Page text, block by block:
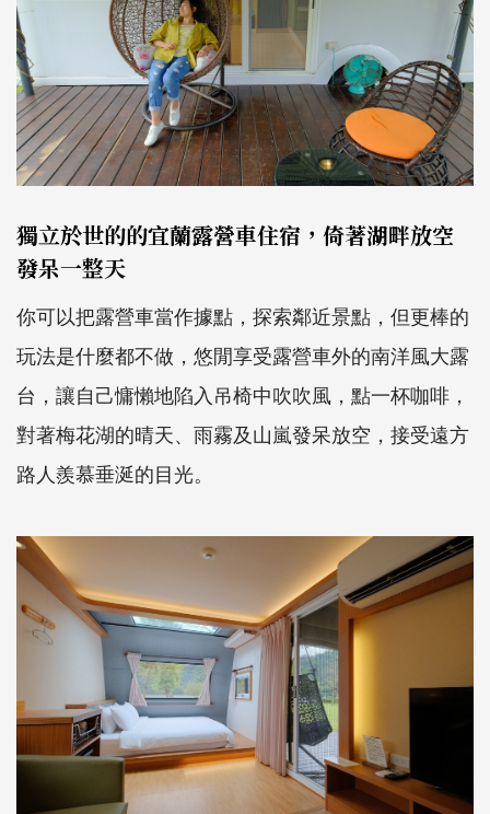
獨立於世的的宜蘭露營車住宿，倚著湖畔放空
發呆一整天
你可以把露營車當作據點，探索鄰近景點，但更棒的
玩法是什麼都不做，悠閒享受露營車外的南洋風大露
台，讓自己慵懶地陷入吊椅中吹吹風，點一杯咖啡，
對著梅花湖的晴天、雨霧及山嵐發呆放空，接受遠方
路人羨慕垂涎的目光。